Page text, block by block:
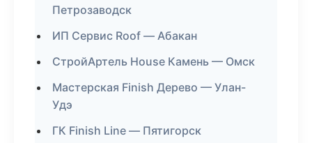
Петрозаводск
ИП Сервис Roof — Абакан
СтройАртель House Камень — Омск
Мастерская Finish Дерево — Улан-
Удэ
ГК Finish Line — Пятигорск